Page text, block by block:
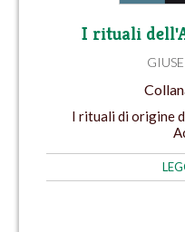
I rituali
I rituali di origine